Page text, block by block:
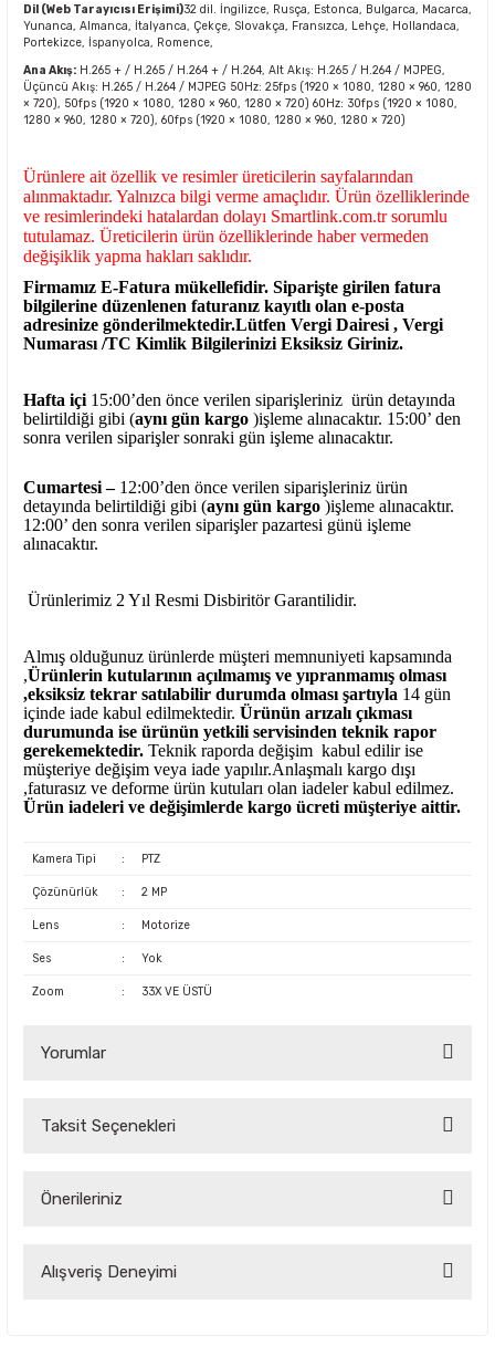
Dil (Web Tarayıcısı Erişimi)32 dil. İngilizce, Rusça, Estonca, Bulgarca, Macarca,
Yunanca, Almanca, İtalyanca, Çekçe, Slovakça, Fransızca, Lehçe, Hollandaca,
Portekizce, İspanyolca, Romence,
Ana Akış: H.265 + / H.265 / H.264 + / H.264, Alt Akış: H.265 / H.264 / MJPEG,
Üçüncü Akış: H.265 / H.264 / MJPEG 50Hz: 25fps (1920 × 1080, 1280 × 960, 1280
× 720), 50fps (1920 × 1080, 1280 × 960, 1280 × 720) 60Hz: 30fps (1920 × 1080,
1280 × 960, 1280 × 720), 60fps (1920 × 1080, 1280 × 960, 1280 × 720)
Ürünlere ait özellik ve resimler üreticilerin sayfalarından
alınmaktadır. Yalnızca bilgi verme amaçlıdır. Ürün özelliklerinde
ve resimlerindeki hatalardan dolayı Smartlink.com.tr sorumlu
tutulamaz. Üreticilerin ürün özelliklerinde haber vermeden
değişiklik yapma hakları saklıdır.
Firmamız E-Fatura mükellefidir. Siparişte girilen fatura
bilgilerine düzenlenen faturanız kayıtlı olan e-posta
adresinize gönderilmektedir.Lütfen Vergi Dairesi , Vergi
Numarası /TC Kimlik Bilgilerinizi Eksiksiz Giriniz.
Hafta içi 15:00’den önce verilen siparişleriniz ürün detayında
belirtildiği gibi (aynı gün kargo )işleme alınacaktır. 15:00’ den
sonra verilen siparişler sonraki gün işleme alınacaktır.
Cumartesi – 12:00’den önce verilen siparişleriniz ürün
detayında belirtildiği gibi (aynı gün kargo )işleme alınacaktır.
12:00’ den sonra verilen siparişler pazartesi günü işleme
alınacaktır.
Ürünlerimiz 2 Yıl Resmi Disbiritör Garantilidir.
Almış olduğunuz ürünlerde müşteri memnuniyeti kapsamında
,Ürünlerin kutularının açılmamış ve yıpranmamış olması
,eksiksiz tekrar satılabilir durumda olması şartıyla 14 gün
içinde iade kabul edilmektedir. Ürünün arızalı çıkması
durumunda ise ürünün yetkili servisinden teknik rapor
gerekemektedir. Teknik raporda değişim kabul edilir ise
müşteriye değişim veya iade yapılır.Anlaşmalı kargo dışı
,faturasız ve deforme ürün kutuları olan iadeler kabul edilmez.
Ürün iadeleri ve değişimlerde kargo ücreti müşteriye aittir.
Kamera Tipi : PTZ
Çözünürlük : 2 MP
Lens : Motorize
Ses : Yok
Zoom : 33X VE ÜSTÜ
Yorumlar
Taksit Seçenekleri
Önerileriniz
konularda yetersiz gördüğünüz noktaları öneri formunu
Alışveriş Deneyimi